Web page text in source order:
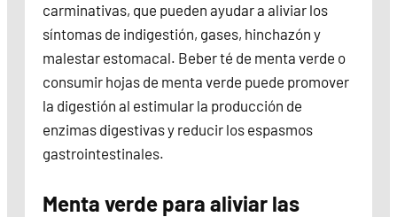
carminativas, que pueden ayudar a aliviar los
síntomas de indigestión, gases, hinchazón y
malestar estomacal. Beber té de menta verde o
consumir hojas de menta verde puede promover
la digestión al estimular la producción de
enzimas digestivas y reducir los espasmos
gastrointestinales.
Menta verde para aliviar las